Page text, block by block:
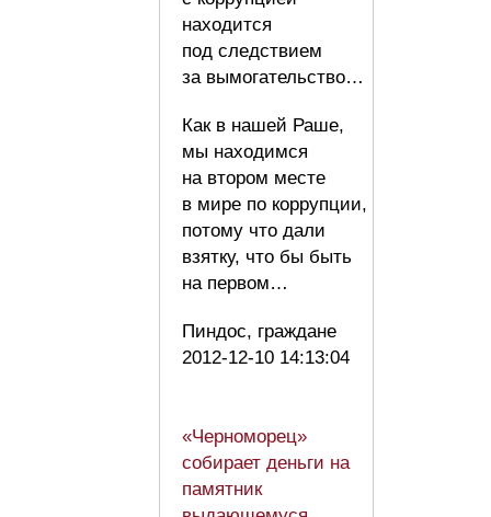
находится
под следствием
за вымогательство…
Как в нашей Раше,
мы находимся
на втором месте
в мире по коррупции,
потому что дали
взятку, что бы быть
на первом…
Пиндос, граждане
2012-12-10 14:13:04
«Черноморец»
собирает деньги на
памятник